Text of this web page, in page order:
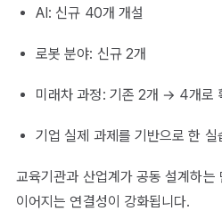
AI: 신규 40개 개설
로봇 분야: 신규 2개
미래차 과정: 기존 2개 → 4개로
기업 실제 과제를 기반으로 한 실
교육기관과 산업계가 공동 설계하는
이어지는 연결성이 강화됩니다.